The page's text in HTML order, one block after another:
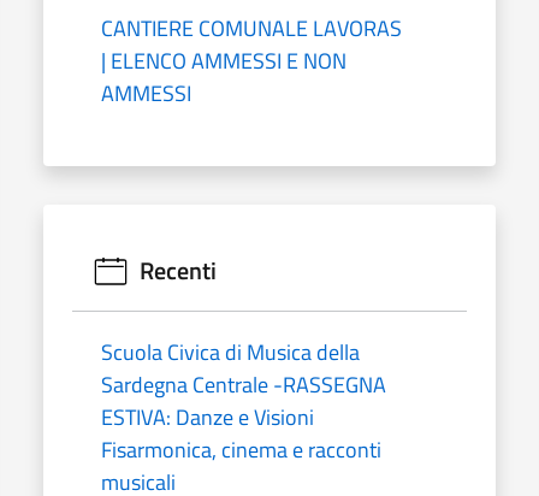
CANTIERE COMUNALE LAVORAS
| ELENCO AMMESSI E NON
AMMESSI
Recenti
Scuola Civica di Musica della
Sardegna Centrale -RASSEGNA
ESTIVA: Danze e Visioni
Fisarmonica, cinema e racconti
musicali